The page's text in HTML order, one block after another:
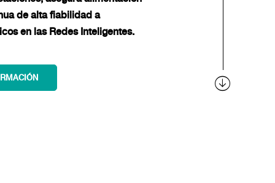
de alta fiabilidad a
en las Redes Inteligentes.